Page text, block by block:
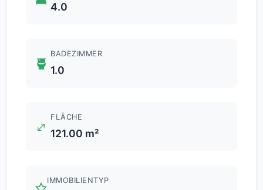
4.0
BADEZIMMER
1.0
FLÄCHE
121.00 m²
IMMOBILIENTYP